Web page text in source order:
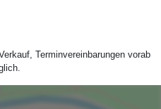
Terminvereinbarungen vorab